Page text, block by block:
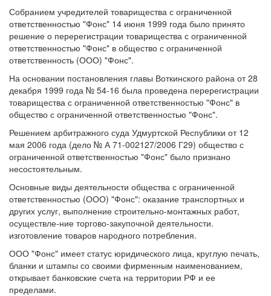
Собранием учредителей товарищества с ограниченной
ответственностью "Фонс" 14 июня 1999 года было принято
решение о перерегистрации товарищества с ограниченной
ответственностью "Фонс" в общество с ограниченной
ответственность (ООО) "Фонс".
На основании постановления главы Воткинского района от 28
декабря 1999 года № 54-16 была проведена перерегистрации
товарищества с ограниченной ответственностью "Фонс" в
общество с ограниченной ответственностью "Фонс".
Решением арбитражного суда Удмуртской Республики от 12
мая 2006 года (дело № А 71-002127/2006 Г29) общество с
ограниченной ответственностью "Фонс" было признано
несостоятельным.
Основные виды деятельности общества с ограниченной
ответственностью (ООО) "Фонс": оказание транспортных и
других услуг, выполнение строительно-монтажных работ,
осуществле-ние торгово-закупочной деятельности.
изготовление товаров народного потребления.
ООО "Фонс" имеет статус юридического лица, круглую печать,
бланки и штампы со своими фирменным наименованием,
открывает банковские счета на территории РФ и ее
пределами.